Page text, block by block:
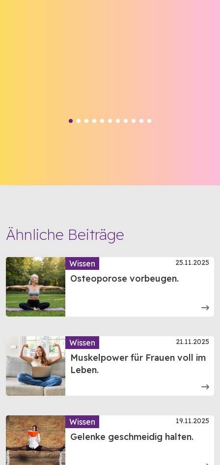
Ähnliche Beiträge
Wissen 25.11.2025
Osteoporose vorbeugen.
Wissen 21.11.2025
Muskelpower für Frauen voll im
Leben.
Wissen 19.11.2025
Gelenke geschmeidig halten.